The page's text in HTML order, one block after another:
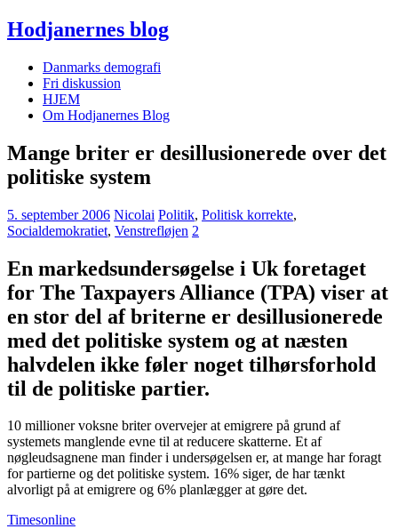
Hodjanernes blog
Danmarks demografi
Fri diskussion
HJEM
Om Hodjanernes Blog
Mange briter er desillusionerede over det
politiske system
5. september 2006 Nicolai Politik, Politisk korrekte,
Socialdemokratiet, Venstrefløjen 2
En markedsundersøgelse i Uk foretaget
for The Taxpayers Alliance (TPA) viser at
en stor del af briterne er desillusionerede
med det politiske system og at næsten
halvdelen ikke føler noget tilhørsforhold
til de politiske partier.
10 millioner voksne briter overvejer at emigrere på grund af
systemets manglende evne til at reducere skatterne. Et af
nøgleudsagnene man finder i undersøgelsen er, at mange har foragt
for partierne og det politiske system. 16% siger, de har tænkt
alvorligt på at emigrere og 6% planlægger at gøre det.
Timesonline